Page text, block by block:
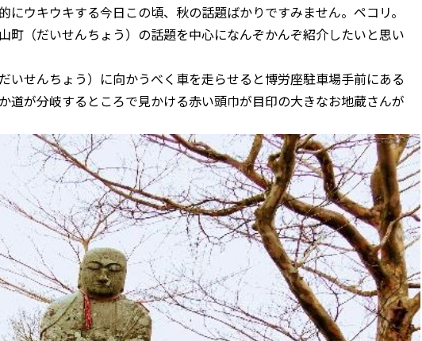
にウキウキする今日この頃、秋の話題ばかりですみません。ペコリ。
町（だいせんちょう）の話題を中心になんぞかんぞ紹介したいと思い
いせんちょう）に向かうべく車を走らせると博労座駐車場手前にある
道が分岐するところで見かける赤い頭巾が目印の大きなお地蔵さんが